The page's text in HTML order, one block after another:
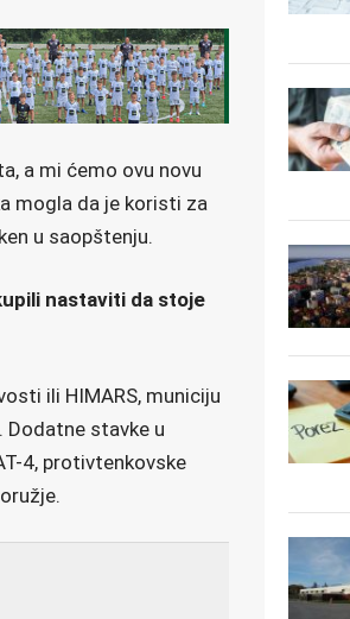
a mi ćemo ovu novu
mogla da je koristi za
u saopštenju.
nastaviti da stoje
ili HIMARS, municiju
stavke u
4, protivtenkovske